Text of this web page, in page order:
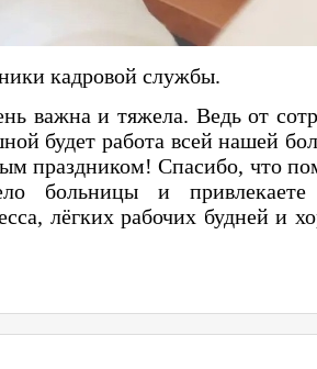
кадровой службы.
важна и тяжела. Ведь от
будет работа всей нашей
праздником! Спасибо, что
больницы и
лёгких рабочих будней и